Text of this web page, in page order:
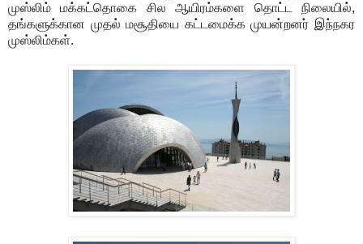
முஸ்லிம் மக்கட்தொகை சில ஆயிரம்களை தொட்ட நிலையில்,
தங்களுக்கான முதல் மசூதியை கட்டமைக்க முயன்றனர் இந்நகர
முஸ்லிம்கள்.